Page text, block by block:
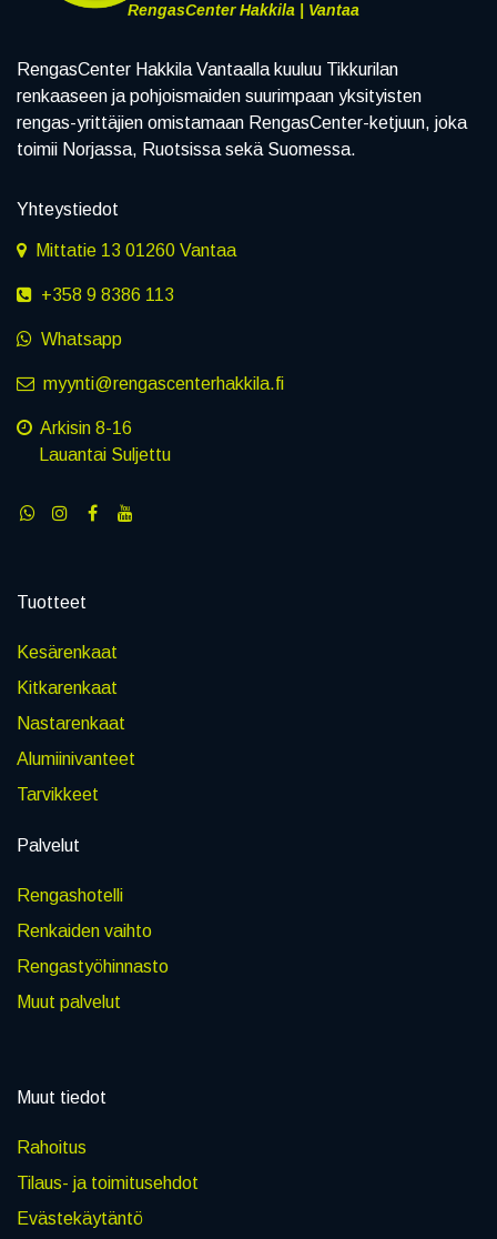
RengasCenter Hakkila | Vantaa
RengasCenter Hakkila Vantaalla kuuluu Tikkurilan
renkaaseen ja pohjoismaiden suurimpaan yksityisten
rengas-yrittäjien omistamaan RengasCenter-ketjuun, joka
toimii Norjassa, Ruotsissa sekä Suomessa.
Yhteystiedot
Mittatie 13 01260 Vantaa
+358 9 8386 113
Whatsapp
myynti@rengascenterhakkila.fi
Arkisin 8-16
Lauantai Suljettu
Tuotteet
Kesärenkaat
Kitkarenkaat
Nastarenkaat
Alumiinivanteet
Tarvikkeet
Palvelut
Rengashotelli
Renkaiden vaihto
Rengastyöhinnasto
Muut palvelut
Muut tiedot
Rahoitus
Tilaus- ja toimitusehdot
Evästekäytäntö